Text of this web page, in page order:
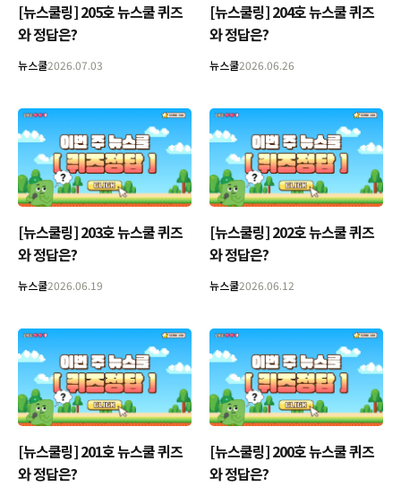
[뉴스쿨링] 205호 뉴스쿨 퀴즈
와 정답은?
뉴스쿨2026.07.03
[뉴스쿨링] 204호 뉴스쿨 퀴즈
와 정답은?
뉴스쿨2026.06.26
[뉴스쿨링] 203호 뉴스쿨 퀴즈
와 정답은?
뉴스쿨2026.06.19
[뉴스쿨링] 202호 뉴스쿨 퀴즈
와 정답은?
뉴스쿨2026.06.12
[뉴스쿨링] 201호 뉴스쿨 퀴즈
와 정답은?
[뉴스쿨링] 200호 뉴스쿨 퀴즈
와 정답은?